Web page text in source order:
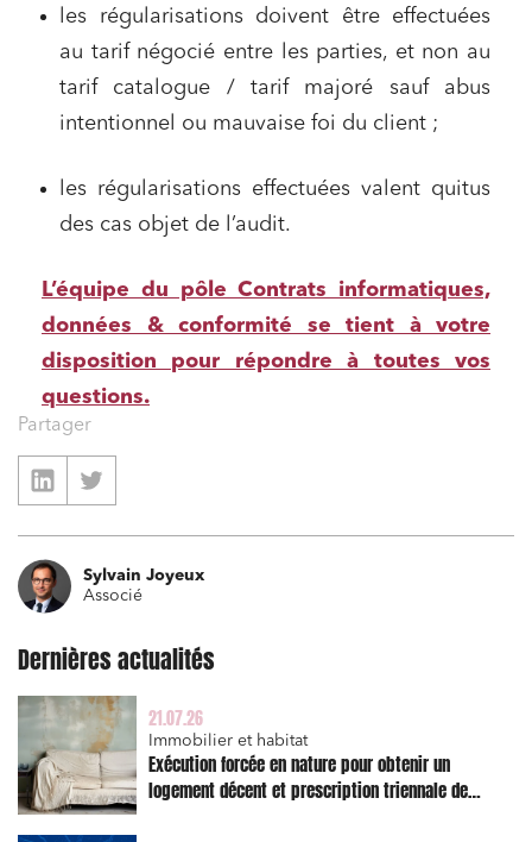
les régularisations doivent être effectuées
au tarif négocié entre les parties, et non au
tarif catalogue / tarif majoré sauf abus
intentionnel ou mauvaise foi du client ;
les régularisations effectuées valent quitus
des cas objet de l’audit.
L’équipe du pôle Contrats informatiques,
données & conformité se tient à votre
disposition pour répondre à toutes vos
questions.
Partager
Sylvain Joyeux
Associé
Dernières actualités
21.07.26
Immobilier et habitat
Exécution forcée en nature pour obtenir un
logement décent et prescription triennale de
Relations commerciales et contrats
Associations et acteurs de l’économie sociale et
solidaire
Media et édition